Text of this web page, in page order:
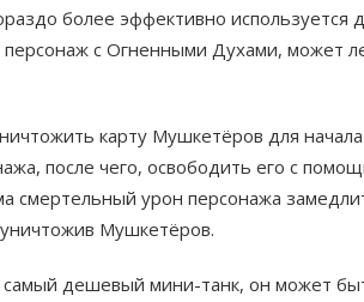
более эффективно используется
с Огненными Духами, может
карту Мушкетёров для
после чего, освободить его с
смертельный урон персонажа
Мушкетёров.
дешевый мини-танк, он может